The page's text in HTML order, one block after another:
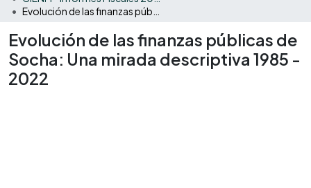
Evolución de las finanzas públicas de
Socha: Una mirada descriptiva 1985 -
2022